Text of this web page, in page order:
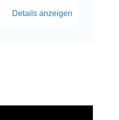
Details anzeigen